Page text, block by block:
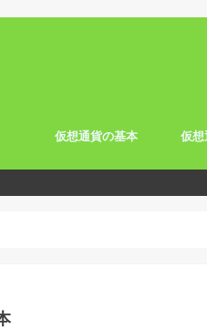
仮想通貨の基本
ビットコインって何ですか？
仮想通貨の選び方
仮想通貨を探すコツ
ブロックチェーンの基本
仮想
取引
仮想
豊富
信用
初心